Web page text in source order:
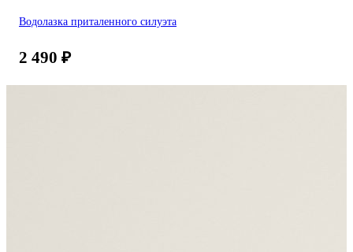
Водолазка приталенного силуэта
2 490 ₽